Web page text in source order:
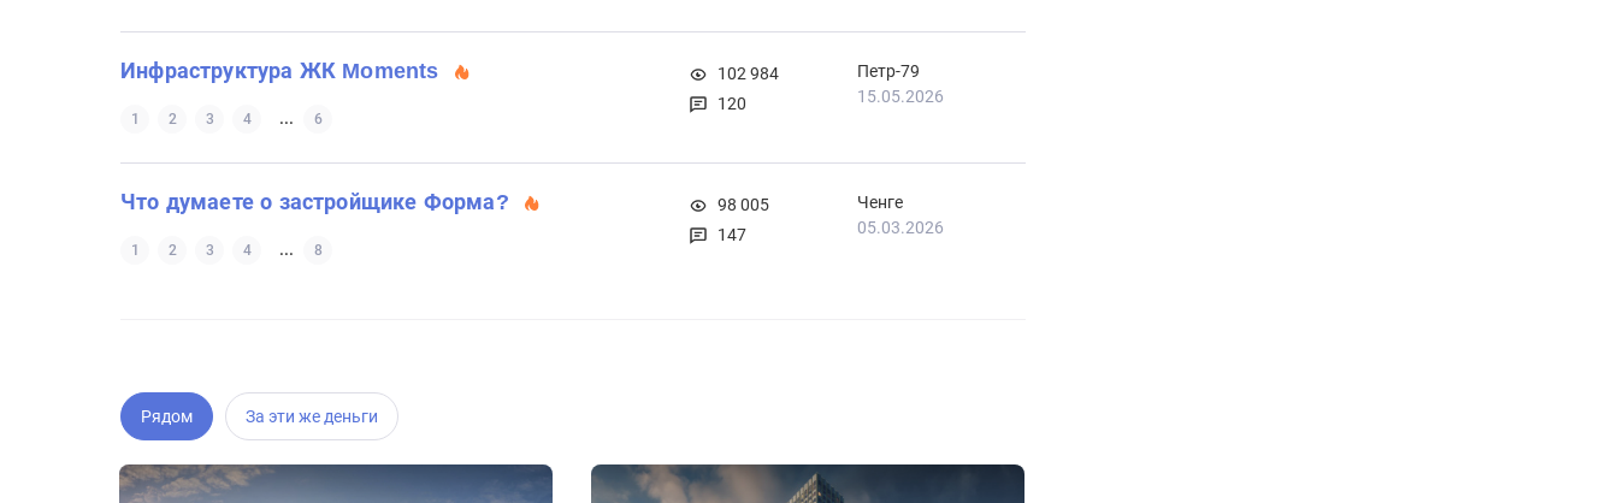
Инфраструктура ЖК Moments
1 2 3 4 ... 6
102 984
120
Петр-79
15.05.2026
Что думаете о застройщике Форма?
1 2 3 4 ... 8
98 005
147
Ченге
05.03.2026
Рядом За эти же деньги